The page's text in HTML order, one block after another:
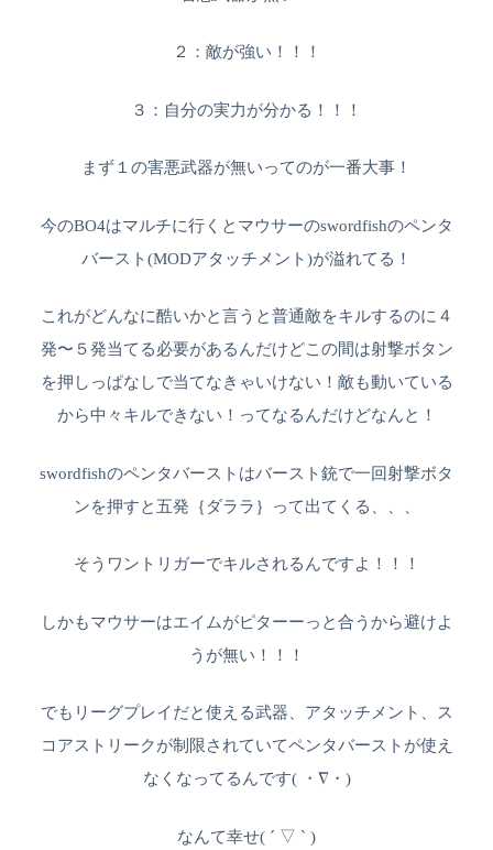
２：敵が強い！！！
３：自分の実力が分かる！！！
まず１の害悪武器が無いってのが一番大事！
今のBO4はマルチに行くとマウサーのswordfishのペンタ
バースト(MODアタッチメント)が溢れてる！
これがどんなに酷いかと言うと普通敵をキルするのに４
発〜５発当てる必要があるんだけどこの間は射撃ボタン
を押しっぱなしで当てなきゃいけない！敵も動いている
から中々キルできない！ってなるんだけどなんと！
swordfishのペンタバーストはバースト銃で一回射撃ボタ
ンを押すと五発｛ダララ｝って出てくる、、、
そうワントリガーでキルされるんですよ！！！
しかもマウサーはエイムがピターーっと合うから避けよ
うが無い！！！
でもリーグプレイだと使える武器、アタッチメント、ス
コアストリークが制限されていてペンタバーストが使え
なくなってるんです( ・∇・)
なんて幸せ( ´ ▽ ` )